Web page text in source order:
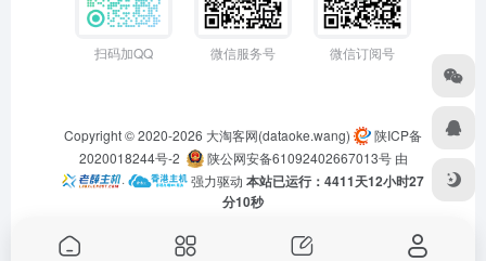
扫码加QQ 微信服务号 微信订阅号
Copyright © 2020-2026 大淘客网(dataoke.wang)
陕ICP备
2020018244号-2
陕公网安备61092402667013号由
·
强力驱动 本站已运行：4411天12小时27
分10秒